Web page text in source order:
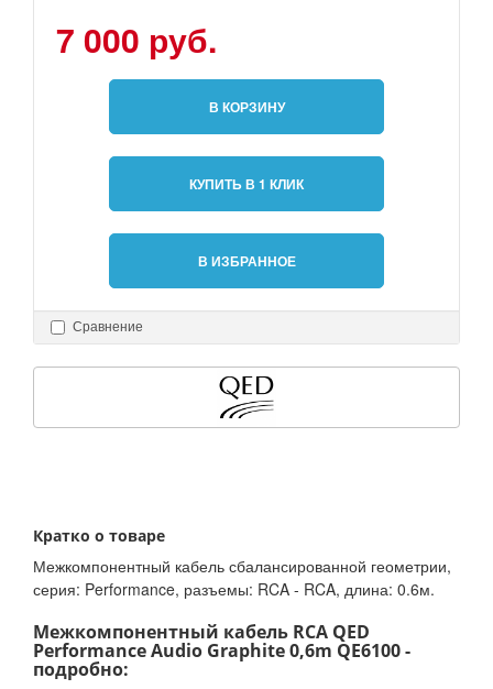
7 000 руб.
В КОРЗИНУ
КУПИТЬ В 1 КЛИК
В ИЗБРАННОЕ
Сравнение
Кратко о товаре
Межкомпонентный кабель сбалансированной геометрии,
серия: Performance, разъемы: RCA - RCA, длина: 0.6м.
Межкомпонентный кабель RCA QED
Performance Audio Graphite 0,6m QE6100 -
подробно: